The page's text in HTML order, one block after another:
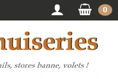
0